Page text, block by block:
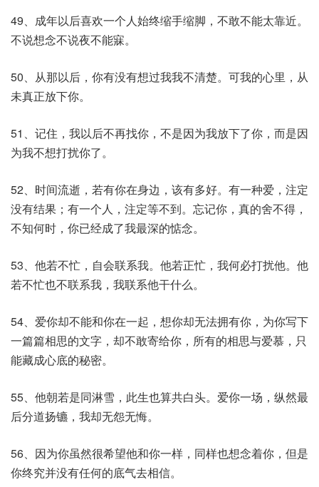
49、成年以后喜欢一个人始终缩手缩脚，不敢不能太靠近。
不说想念不说夜不能寐。
50、从那以后，你有没有想过我我不清楚。可我的心里，从
未真正放下你。
51、记住，我以后不再找你，不是因为我放下了你，而是因
为我不想打扰你了。
52、时间流逝，若有你在身边，该有多好。有一种爱，注定
没有结果；有一个人，注定等不到。忘记你，真的舍不得，
不知何时，你已经成了我最深的惦念。
53、他若不忙，自会联系我。他若正忙，我何必打扰他。他
若不忙也不联系我，我联系他干什么。
54、爱你却不能和你在一起，想你却无法拥有你，为你写下
一篇篇相思的文字，却不敢寄给你，所有的相思与爱慕，只
能藏成心底的秘密。
55、他朝若是同淋雪，此生也算共白头。爱你一场，纵然最
后分道扬镳，我却无怨无悔。
56、因为你虽然很希望他和你一样，同样也想念着你，但是
你终究并没有任何的底气去相信。